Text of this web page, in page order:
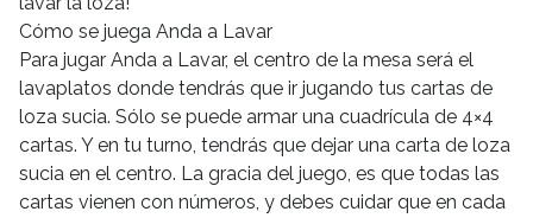
Cómo se juega Anda a Lavar
Para jugar Anda a Lavar, el centro de la mesa será el
lavaplatos donde tendrás que ir jugando tus cartas de
loza sucia. Sólo se puede armar una cuadrícula de 4×4
cartas. Y en tu turno, tendrás que dejar una carta de loza
sucia en el centro. La gracia del juego, es que todas las
cartas vienen con números, y debes cuidar que en cada